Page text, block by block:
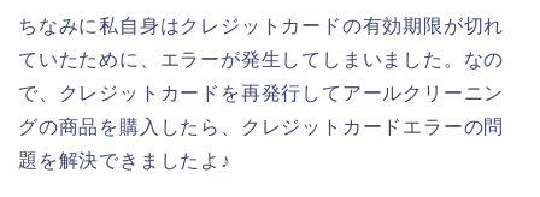
ちなみに私自身はクレジットカードの有効期限が切れ
ていたために、エラーが発生してしまいました。なの
で、クレジットカードを再発行してアールクリーニン
グの商品を購入したら、クレジットカードエラーの問
題を解決できましたよ♪